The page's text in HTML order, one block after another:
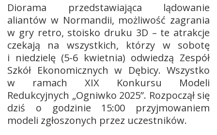
Diorama przedstawiająca lądowanie
aliantów w Normandii, możliwość zagrania
w gry retro, stoisko druku 3D – te atrakcje
czekają na wszystkich, którzy w sobotę
i niedzielę (5-6 kwietnia) odwiedzą Zespół
Szkół Ekonomicznych w Dębicy. Wszystko
w ramach XIX Konkursu Modeli
Redukcyjnych „Ogniwko 2025”. Rozpoczął się
dziś o godzinie 15:00 przyjmowaniem
modeli zgłoszonych przez uczestników.